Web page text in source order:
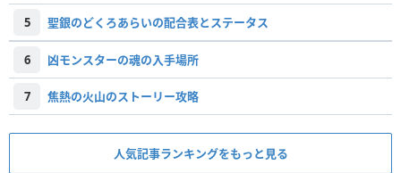
5 聖銀のどくろあらいの配合表とステータス
6 凶モンスターの魂の入手場所
7 焦熱の火山のストーリー攻略
人気記事ランキングをもっと見る